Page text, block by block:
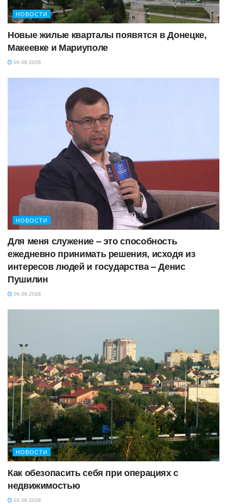
НОВОСТИ
Новые жилые кварталы появятся в Донецке,
Макеевке и Мариуполе
06.08.2026
НОВОСТИ
Для меня служение – это способность
ежедневно принимать решения, исходя из
интересов людей и государства – Денис
Пушилин
06.08.2026
НОВОСТИ
Как обезопасить себя при операциях с
недвижимостью
05.08.2026